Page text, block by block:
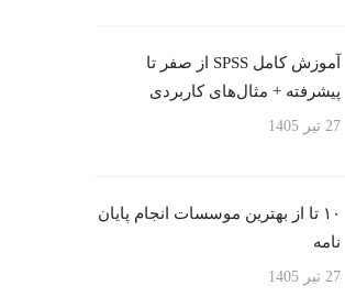
آموزش کامل SPSS از صفر تا
پیشرفته + مثال‌های کاربردی
27 تیر 1405
۱۰ تا از بهترین موسسات انجام پایان
نامه
27 تیر 1405